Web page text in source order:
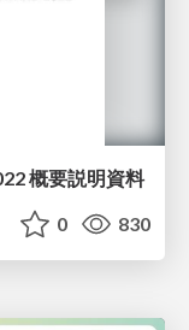
概要説明資料
0 830